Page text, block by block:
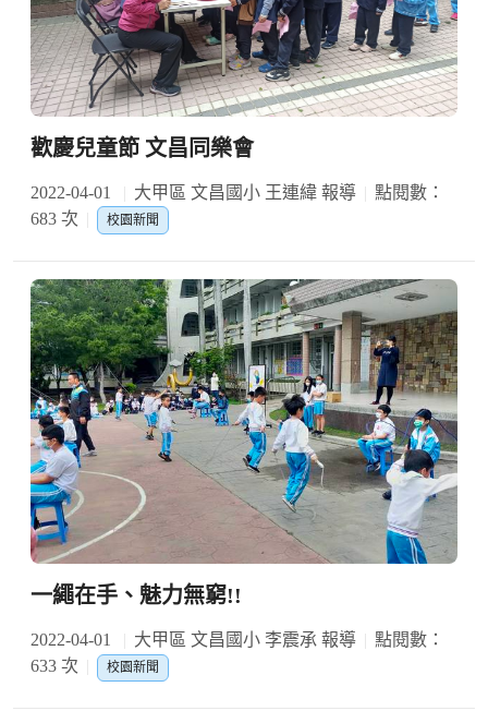
歡慶兒童節 文昌同樂會
2022-04-01 大甲區 文昌國小 王連緯 報導
點閱數：
683 次
校園新聞
一繩在手、魅力無窮!!
2022-04-01 大甲區 文昌國小 李震承 報導
點閱數：
633 次
校園新聞